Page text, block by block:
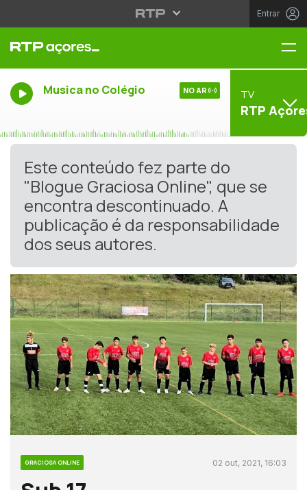
Entrar
Musica no Colégio NO AR TV
RTP
Este conteúdo fez parte do
"Blogue Graciosa Online", que se
encontra descontinuado. A
publicação é da responsabilidade
dos seus autores.
GRACIOSA ONLINE 02 out, 2021, 16:03